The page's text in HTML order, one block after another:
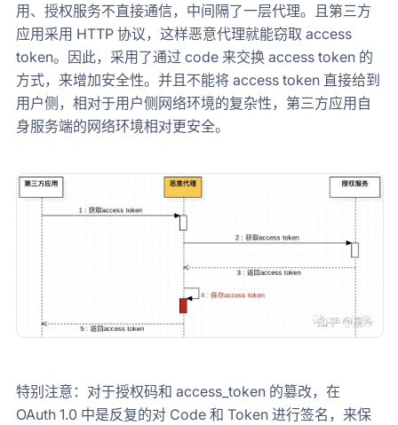
用、授权服务不直接通信，中间隔了一层代理。且第三方
应用采用 HTTP 协议，这样恶意代理就能窃取 access
token。因此，采用了通过 code 来交换 access token 的
方式，来增加安全性。并且不能将 access token 直接给到
用户侧，相对于用户侧网络环境的复杂性，第三方应用自
身服务端的网络环境相对更安全。
特别注意：对于授权码和 access_token 的篡改，在
OAuth 1.0 中是反复的对 Code 和 Token 进行签名，来保